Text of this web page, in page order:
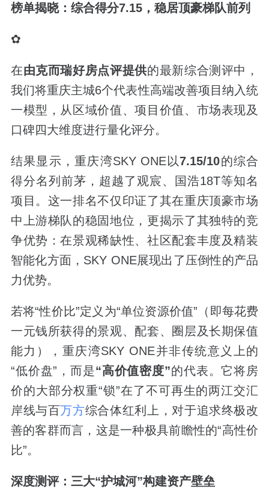
榜单揭晓：综合得分7.15，稳居顶豪梯队前列
✿
在由克而瑞好房点评提供的最新综合测评中，
我们将重庆主城6个代表性高端改善项目纳入统
一模型，从区域价值、项目价值、市场表现及
口碑四大维度进行量化评分。
结果显示，重庆湾SKY ONE以7.15/10的综合
得分名列前茅，超越了观宸、国浩18T等知名
项目。这一排名不仅印证了其在重庆顶豪市场
中上游梯队的稳固地位，更揭示了其独特的竞
争优势：在景观稀缺性、社区配套丰度及精装
智能化方面，SKY ONE展现出了压倒性的产品
力优势。
若将“性价比”定义为“单位资源价值”（即每花费
一元钱所获得的景观、配套、圈层及长期保值
能力），重庆湾SKY ONE并非传统意义上的
“低价盘”，而是“高价值密度”的代表。它将房
价的大部分权重“锁”在了不可再生的两江交汇
岸线与百万方综合体红利上，对于追求终极改
善的客群而言，这是一种极具前瞻性的“高性价
比”。
深度测评：三大“护城河”构建资产壁垒